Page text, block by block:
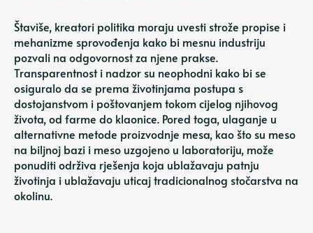
Štaviše, kreatori politika moraju uvesti strože propise i
mehanizme sprovođenja kako bi mesnu industriju
pozvali na odgovornost za njene prakse.
Transparentnost i nadzor su neophodni kako bi se
osiguralo da se prema životinjama postupa s
dostojanstvom i poštovanjem tokom cijelog njihovog
života, od farme do klaonice. Pored toga, ulaganje u
alternativne metode proizvodnje mesa, kao što su meso
na biljnoj bazi i meso uzgojeno u laboratoriju, može
ponuditi održiva rješenja koja ublažavaju patnju
životinja i ublažavaju uticaj tradicionalnog stočarstva na
okolinu.